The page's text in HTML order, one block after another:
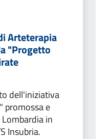
Arteterapia
"Progetto
dell'iniziativa
promossa e
in
Insubria.